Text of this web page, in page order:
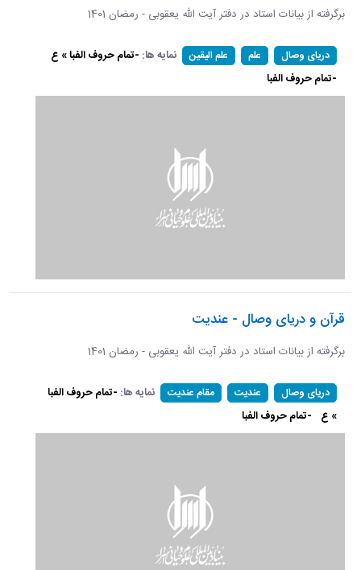
برگرفته از بیانات استاد در دفتر آیت الله یعقوبی - رمضان 1401
دریای وصال علم علم الیقین نمایه ها: -تمام حروف الفبا » ع
-تمام حروف الفبا
قرآن و دریای وصال - عندیت
برگرفته از بیانات استاد در دفتر آیت الله یعقوبی - رمضان 1401
دریای وصال عندیت مقام عندیت نمایه ها: -تمام حروف الفبا
» ع -تمام حروف الفبا